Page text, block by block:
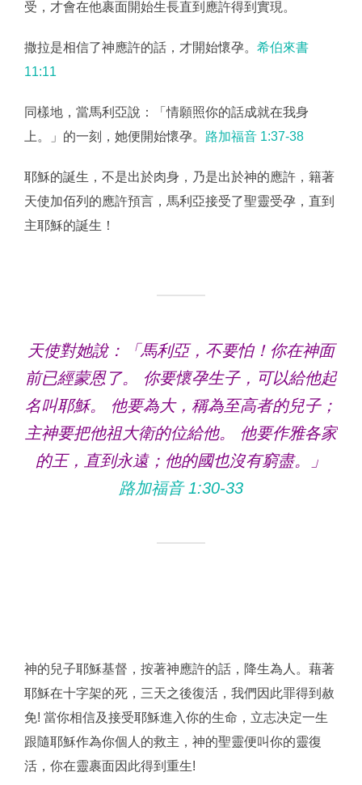
受，才會在他裹面開始生長直到應許得到實現。
撒拉是相信了神應許的話，才開始懷孕。 希伯來書
11:11
同樣地，當馬利亞說：「情願照你的話成就在我身
上。」的一刻，她便開始懷孕。 路加福音 1:37‭-‬38
耶穌的誕生，不是出於肉身，乃是出於神的應許，籍著
天使加佰列的應許預言，馬利亞接受了聖靈受孕，直到
主耶穌的誕生！
天使對她說：「馬利亞，不要怕！你在神面
前已經蒙恩了。 你要懷孕生子，可以給他起
名叫耶穌。 他要為大，稱為至高者的兒子；
主神要把他祖大衛的位給他。 他要作雅各家
的王，直到永遠；他的國也沒有窮盡。」
路加福音 1:30‭-‬33
神的兒子耶穌基督，按著神應許的話，降生為人。藉著
耶穌在十字架的死，三天之後復活，我們因此罪得到赦
免! 當你相信及接受耶穌進入你的生命，立志决定一生
跟隨耶穌作為你個人的救主，神的聖靈便叫你的靈復
活，你在靈裹面因此得到重生!